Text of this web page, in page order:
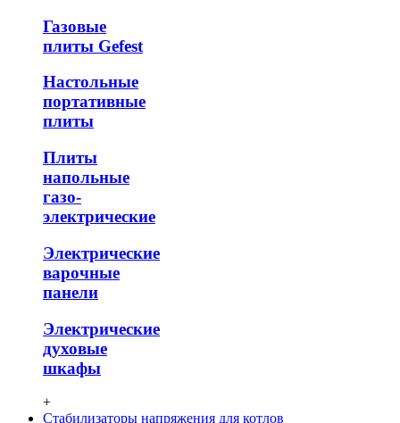
Газовые
плиты Gefest
Настольные
портативные
плиты
Плиты
напольные
газо-
электрические
Электрические
варочные
панели
Электрические
духовые
шкафы
+
Стабилизаторы напряжения для котлов